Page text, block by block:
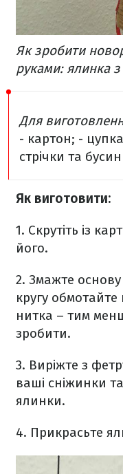
Як зробити
руками: ялинка
Для
- картон; -
стрічки та
Як виготовити:
1. Скрутіть із
його.
2. Змажте
кругу
нитка – тим
зробити.
3. Виріжте з
ваші сніжинки
ялинки.
4. Прикрасьте